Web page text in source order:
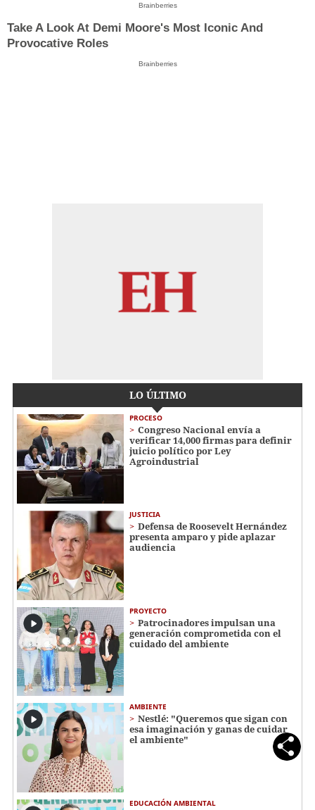
Brainberries
Take A Look At Demi Moore's Most Iconic And
Provocative Roles
Brainberries
LO ÚLTIMO
PROCESO
Congreso Nacional envía a
verificar 14,000 firmas para definir
juicio político por Ley
Agroindustrial
JUSTICIA
Defensa de Roosevelt Hernández
presenta amparo y pide aplazar
audiencia
PROYECTO
Patrocinadores impulsan una
generación comprometida con el
cuidado del ambiente
AMBIENTE
Nestlé: "Queremos que sigan con
esa imaginación y ganas de cuidar
el ambiente"
EDUCACIÓN AMBIENTAL